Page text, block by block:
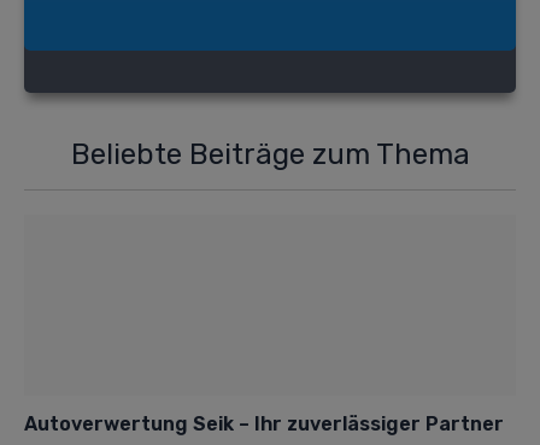
Beliebte Beiträge zum Thema
Autoverwertung Seik – Ihr zuverlässiger Partner